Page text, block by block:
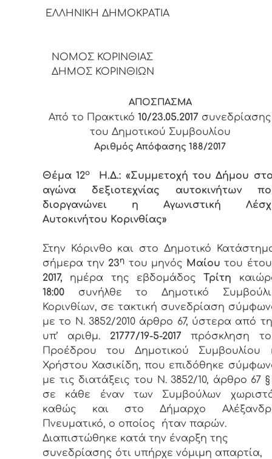
ΕΛΛΗΝΙΚΗ ΔΗΜΟΚΡΑΤΙΑ
ΝΟΜΟΣ ΚΟΡΙΝΘΙΑΣ
ΔΗΜΟΣ ΚΟΡΙΝΘΙΩΝ
ΑΠΟΣΠΑΣΜΑ
Από το Πρακτικό10/23.05.2017 συνεδρίασης
του Δημοτικού Συμβουλίου
Αριθμός Απόφασης1 88/2017
Θέμα 12ο
Η.Δ.: «Συμμετοχή του Δήμου
αγώνα δεξιοτεχνίας αυτοκινήτων
διοργανώνει η Αγωνιστική
Αυτοκινήτου Κορινθίας»
Στην Κόρινθο και στο Δημοτικό
σήμερα την 23η του μηνός Μαίου του
2017, ημέρα της εβδομάδοςΤρίτη
18:00 συνήλθε το Δημοτικό
Κορινθίων, σε τακτική συνεδρίαση
με το Ν. 3852/2010 άρθρο 67, ύστερα από
υπ’ αριθμ. 21777/19-5-2017πρόσκληση
Προέδρου του Δημοτικού Συμβουλίου
Χρήστου Χασικίδη, που επιδόθηκε
με τις διατάξεις του Ν. 3852/10, άρθρο 67 §
σε κάθε έναν των Συμβούλων
καθώς και στο Δήμαρχο
Πνευματικό, ο οποίος ήταν παρών.
Διαπιστώθηκε κατά την έναρξη της
συνεδρίασης ότι υπήρχε νόμιμη απαρτία,